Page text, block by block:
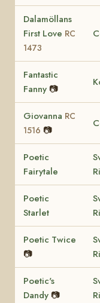
Dalamöllans
First Love RC
1473
Fantastic
Fanny 📷
Giovanna RC
1516 📷
Poetic
Fairytale
Poetic
Starlet
Poetic Twice
📷
Poetic's
Dandy 📷